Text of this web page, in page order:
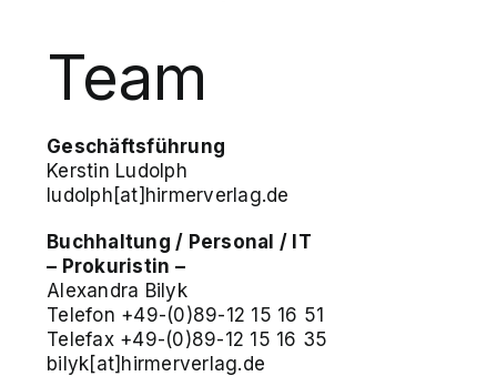
Team
Geschäftsführung
Kerstin Ludolph
ludolph[at]hirmerverlag.de
Buchhaltung / Personal / IT
– Prokuristin –
Alexandra Bilyk
Telefon +49-(0)89-12 15 16 51
Telefax +49-(0)89-12 15 16 35
bilyk[at]hirmerverlag.de